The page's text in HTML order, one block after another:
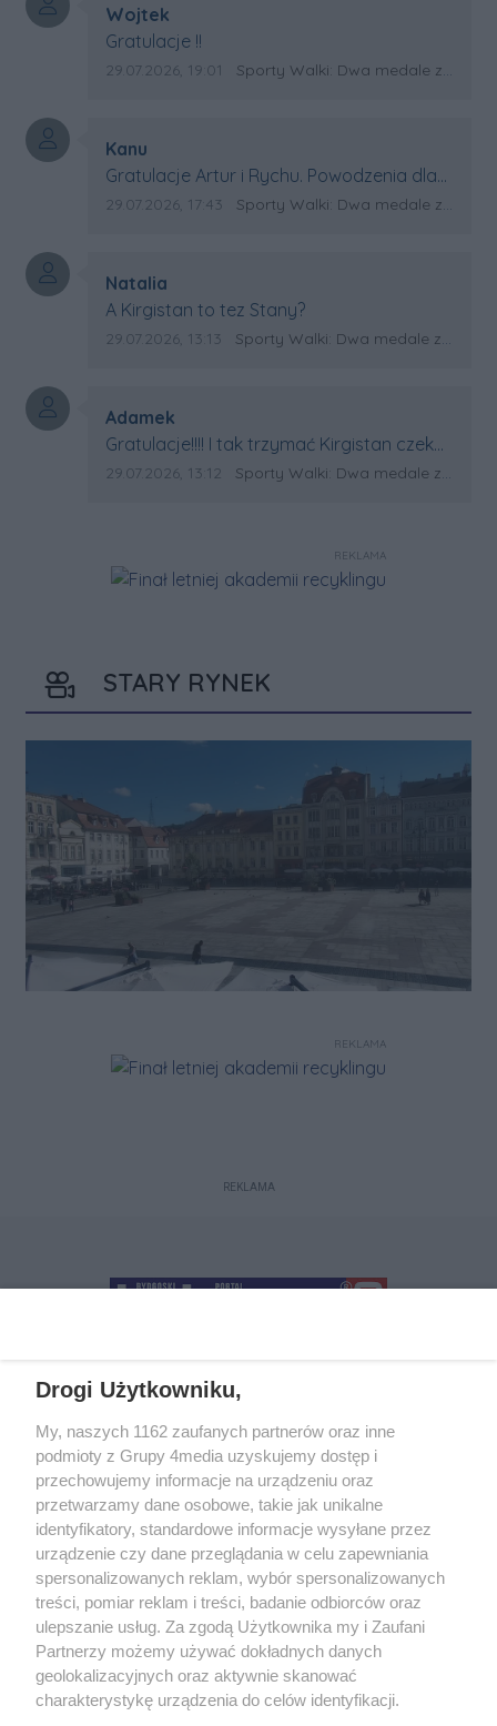
Autor komentarza:
Wojtek
Treść komentarza:
Gratulacje !!
Data dodania komentarza:
29.07.2026, 19:01 Źródło komentarza:
Sporty Walki: Dwa medale za oceanem
Autor komentarza:
Kanu
Treść komentarza:
Gratulacje Artur i Rychu. Powodzenia dla
Kirgistanu.
Data dodania komentarza:
29.07.2026, 17:43 Źródło komentarza:
Sporty Walki: Dwa medale za oceanem
Autor komentarza:
Natalia
Treść komentarza:
A Kirgistan to tez Stany?
Data dodania komentarza:
29.07.2026, 13:13 Źródło komentarza:
Sporty Walki: Dwa medale za oceanem
Autor komentarza:
Adamek
Treść komentarza:
Gratulacje!!!! I tak trzymać Kirgistan czeka
na powtórkę z USA a może i złote medale.
Data dodania komentarza:
29.07.2026, 13:12 Źródło komentarza:
Sporty Walki: Dwa medale za oceanem
REKLAMA
STARY RYNEK
REKLAMA
REKLAMA
+48 52 5812666
O nas Reklama Regulamin
Kontakt
Wydarzenia
Ogłoszenia Katalog firm
Zapisz się do newslettera
Dołącz do grona ludzi najlepiej poinformowanych!
Zapisz się »
Drogi Użytkowniku,
My, naszych 1162 zaufanych partnerów oraz inne
podmioty z Grupy 4media uzyskujemy dostęp i
przechowujemy informacje na urządzeniu oraz
przetwarzamy dane osobowe, takie jak unikalne
identyfikatory, standardowe informacje wysyłane przez
urządzenie czy dane przeglądania w celu zapewniania
spersonalizowanych reklam, wybór spersonalizowanych
treści, pomiar reklam i treści, badanie odbiorców oraz
ulepszanie usług. Za zgodą Użytkownika my i Zaufani
Partnerzy możemy używać dokładnych danych
geolokalizacyjnych oraz aktywnie skanować
charakterystykę urządzenia do celów identyfikacji.